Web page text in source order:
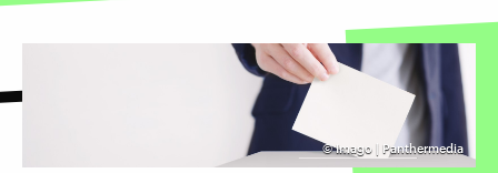
©Imago | Panthermedia